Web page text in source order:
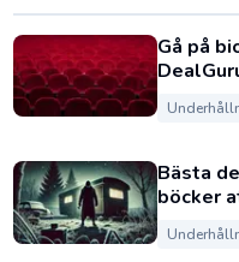
Gå på
Bästa
böcker